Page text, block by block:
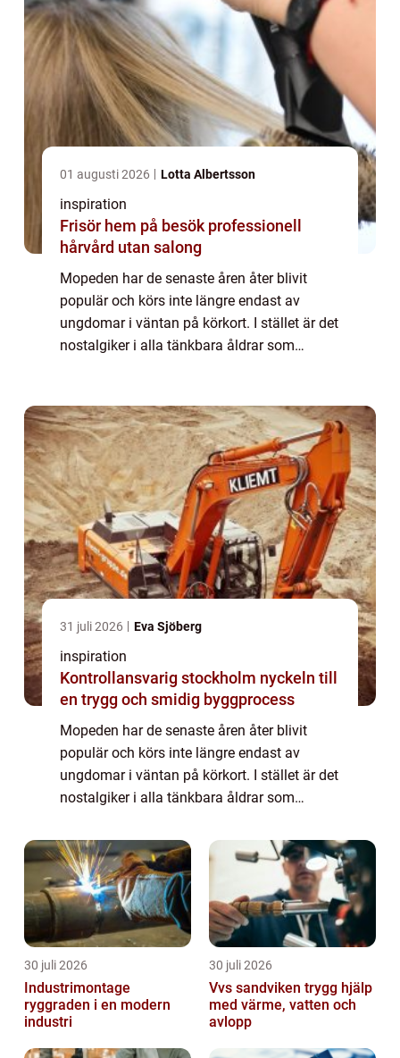
01 augusti 2026 Lotta Albertsson
inspiration
Frisör hem på besök professionell
hårvård utan salong
Mopeden har de senaste åren åter blivit
populär och körs inte längre endast av
ungdomar i väntan på körkort. I stället är det
nostalgiker i alla tänkbara åldrar som
31 juli 2026 Eva Sjöberg
inspiration
Kontrollansvarig stockholm nyckeln till
en trygg och smidig byggprocess
Mopeden har de senaste åren åter blivit
populär och körs inte längre endast av
ungdomar i väntan på körkort. I stället är det
nostalgiker i alla tänkbara åldrar som
30 juli 2026
Industrimontage
ryggraden i en modern
industri
30 juli 2026
Vvs sandviken trygg hjälp
med värme, vatten och
avlopp